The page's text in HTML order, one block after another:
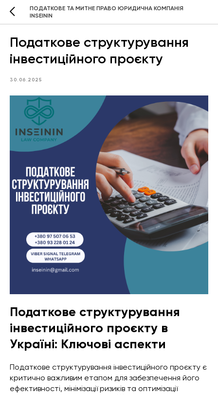
ПОДАТКОВЕ ТА МИТНЕ ПРАВО ЮРИДИЧНА КОМПАНІЯ
INSEININ
Податкове структурування
інвестиційного проєкту
30.06.2025
Податкове структурування
інвестиційного проєкту в
Україні: Ключові аспекти
Податкове структурування інвестиційного проєкту є
критично важливим етапом для забезпечення його
ефективності, мінімізації ризиків та оптимізації